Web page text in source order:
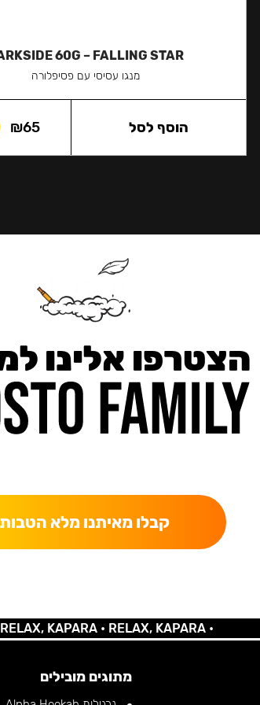
60G – FALLING STAR
מנגו עסיסי עם פסיפלורה
₪65 הוסף לסל
הצטרפו אלינו
קבלו מאיתנו מלא הטבות
KAPARA •RELAX, KAPARA •
מתוגים מובילים